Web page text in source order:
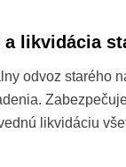
a likvidácia
odvoz starého
likvidáciu